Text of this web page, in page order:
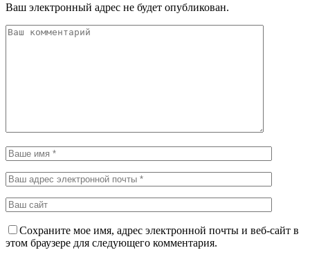
Ваш электронный адрес не будет опубликован.
Сохраните мое имя, адрес электронной почты и веб-сайт в
этом браузере для следующего комментария.